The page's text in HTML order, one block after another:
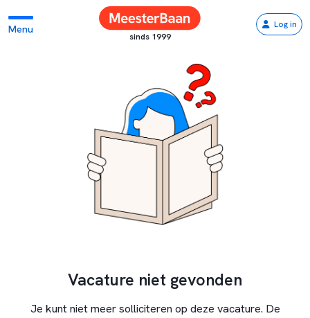
Menu
sinds 1999
Log in
Vacature niet gevonden
Je kunt niet meer solliciteren op deze vacature. De